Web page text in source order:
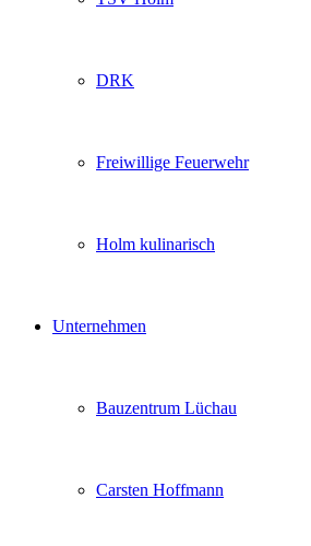
DRK
Freiwillige Feuerwehr
Holm kulinarisch
Unternehmen
Bauzentrum Lüchau
Carsten Hoffmann